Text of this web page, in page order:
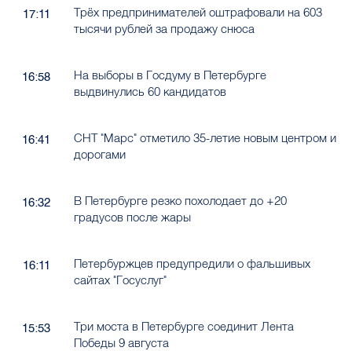
17:11
Трёх предпринимателей оштрафовали на 603
тысячи рублей за продажу снюса
16:58
На выборы в Госдуму в Петербурге
выдвинулись 60 кандидатов
16:41
СНТ "Марс" отметило 35-летие новым центром и
дорогами
16:32
В Петербурге резко похолодает до +20
градусов после жары
16:11
Петербуржцев предупредили о фальшивых
сайтах "Госуслуг"
15:53
Три моста в Петербурге соединит Лента
Победы 9 августа